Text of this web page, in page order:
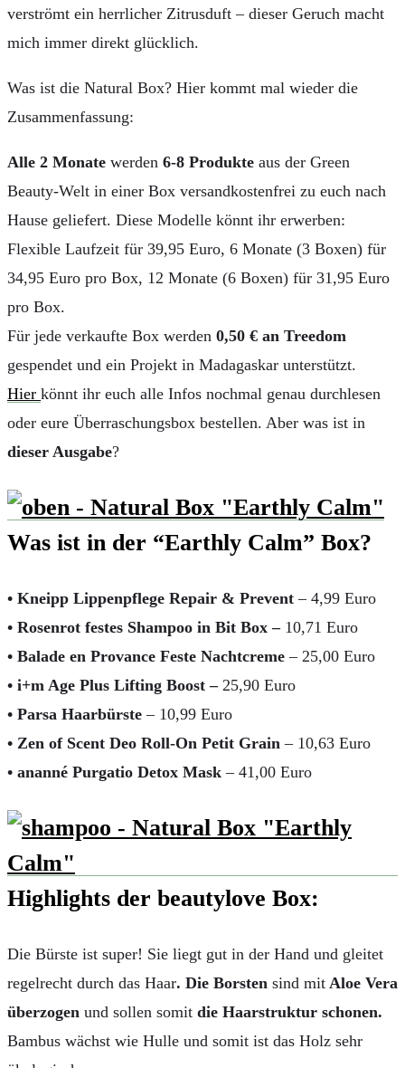
verströmt ein herrlicher Zitrusduft – dieser Geruch macht
mich immer direkt glücklich.
Was ist die Natural Box? Hier kommt mal wieder die
Zusammenfassung:
Alle 2 Monate werden 6-8 Produkte aus der Green
Beauty-Welt in einer Box versandkostenfrei zu euch nach
Hause geliefert. Diese Modelle könnt ihr erwerben:
Flexible Laufzeit für 39,95 Euro, 6 Monate (3 Boxen) für
34,95 Euro pro Box, 12 Monate (6 Boxen) für 31,95 Euro
pro Box.
Für jede verkaufte Box werden 0,50 € an Treedom
gespendet und ein Projekt in Madagaskar unterstützt.
Hier könnt ihr euch alle Infos nochmal genau durchlesen
oder eure Überraschungsbox bestellen. Aber was ist in
dieser Ausgabe?
Was ist in der “Earthly Calm” Box?
• Kneipp Lippenpflege Repair & Prevent– 4,99 Euro
• Rosenrot festes Shampoo in Bit Box – 10,71 Euro
• Balade en Provance Feste Nachtcreme– 25,00 Euro
• i+m Age Plus Lifting Boost – 25,90 Euro
• Parsa Haarbürste– 10,99 Euro
• Zen of Scent Deo Roll-On Petit Grain– 10,63 Euro
• ananné Purgatio Detox Mask – 41,00 Euro
Highlights der beautylove Box:
Die Bürste ist super! Sie liegt gut in der Hand und gleitet
regelrecht durch das Haar. Die Borsten sind mit Aloe Vera
überzogen und sollen somit die Haarstruktur schonen.
Bambus wächst wie Hulle und somit ist das Holz sehr